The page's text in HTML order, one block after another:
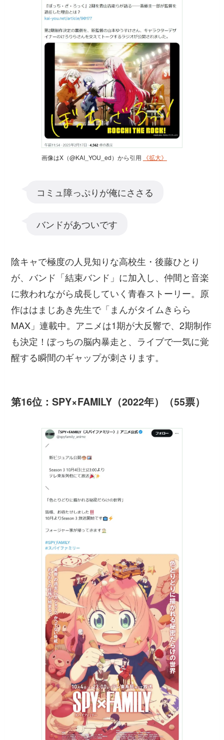
画像はX（@KAI_YOU_ed）から引用 《拡大》
コミュ障っぷりが俺にささる
バンドがあついです
陰キャで極度の人見知りな高校生・後藤ひとり
が、バンド「結束バンド」に加入し、仲間と音楽
に救われながら成長していく青春ストーリー。原
作ははまじあき先生で「まんがタイムきらら
MAX」連載中。アニメは1期が大反響で、2期制作
も決定！ぼっちの脳内暴走と、ライブで一気に覚
醒する瞬間のギャップが刺さります。
第16位：SPY×FAMILY（2022年）（55票）